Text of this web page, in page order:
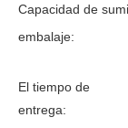
Capacidad de
embalaje:
El tiempo de
entrega: